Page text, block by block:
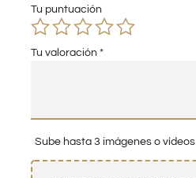
Tu puntuación
Tu valoración *
Sube hasta 3 imágenes o vídeos